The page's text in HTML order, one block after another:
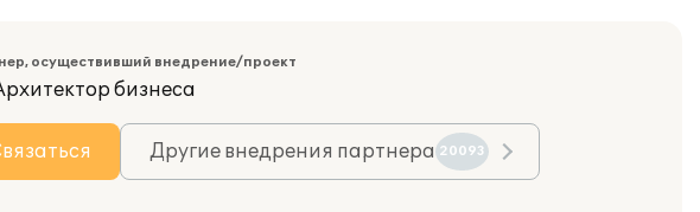
осуществивший внедрение/проект
бизнеса
Другие внедрения партнера 20093